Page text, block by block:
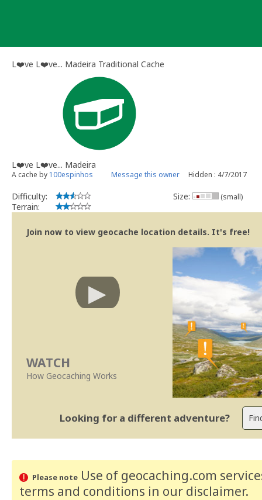
L❤️ve L❤️ve... Madeira Traditional Cache
L❤️ve L❤️ve... Madeira
A cache by 100espinhos Message this owner Hidden : 4/7/2017
Difficulty:
Terrain:
Size: (small)
Join now to view geocache location details. It's free!
WATCH
How Geocaching Works
Looking for a different adventure?
Please noteUse of geocaching.com
terms and conditions in our disclaimer.